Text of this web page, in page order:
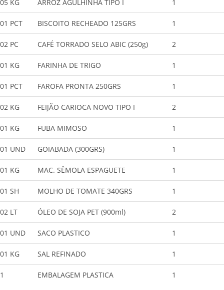
05 KG ARROZ AGULHINHA TIPO I 1
01 PCT BISCOITO RECHEADO 125GRS 1
02 PC CAFÉ TORRADO SELO ABIC (250g) 2
01 KG FARINHA DE TRIGO 1
01 PCT FAROFA PRONTA 250GRS 1
02 KG FEIJÃO CARIOCA NOVO TIPO I 2
01 KG FUBA MIMOSO 1
01 UND GOIABADA (300GRS) 1
01 KG MAC. SÊMOLA ESPAGUETE 1
01 SH MOLHO DE TOMATE 340GRS 1
02 LT ÓLEO DE SOJA PET (900ml) 2
01 UND SACO PLASTICO 1
01 KG SAL REFINADO 1
1 EMBALAGEM PLASTICA 1